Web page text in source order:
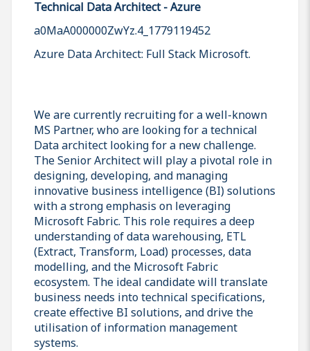
Technical Data Architect - Azure
a0MaA000000ZwYz.4_1779119452
Azure Data Architect: Full Stack Microsoft.
We are currently recruiting for a well-known
MS Partner, who are looking for a technical
Data architect looking for a new challenge.
The Senior Architect will play a pivotal role in
designing, developing, and managing
innovative business intelligence (BI) solutions
with a strong emphasis on leveraging
Microsoft Fabric. This role requires a deep
understanding of data warehousing, ETL
(Extract, Transform, Load) processes, data
modelling, and the Microsoft Fabric
ecosystem. The ideal candidate will translate
business needs into technical specifications,
create effective BI solutions, and drive the
utilisation of information management
systems.